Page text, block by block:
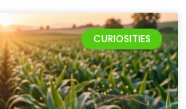
CURIOSITIES